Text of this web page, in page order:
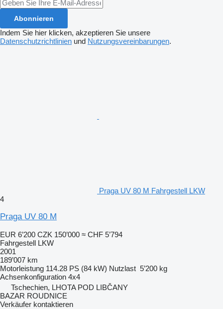
Abonnieren
Indem Sie hier klicken, akzeptieren Sie unsere
Datenschutzrichtlinien und Nutzungsvereinbarungen.
Praga UV 80 M Fahrgestell LKW
4
Praga UV 80 M
EUR 6’200 CZK 150’000 ≈ CHF 5’794
Fahrgestell LKW
2001
189’007 km
Motorleistung 114.28 PS (84 kW) Nutzlast 5’200 kg
Achsenkonfiguration 4x4
Tschechien, LHOTA POD LIBČANY
BAZAR ROUDNICE
Verkäufer kontaktieren